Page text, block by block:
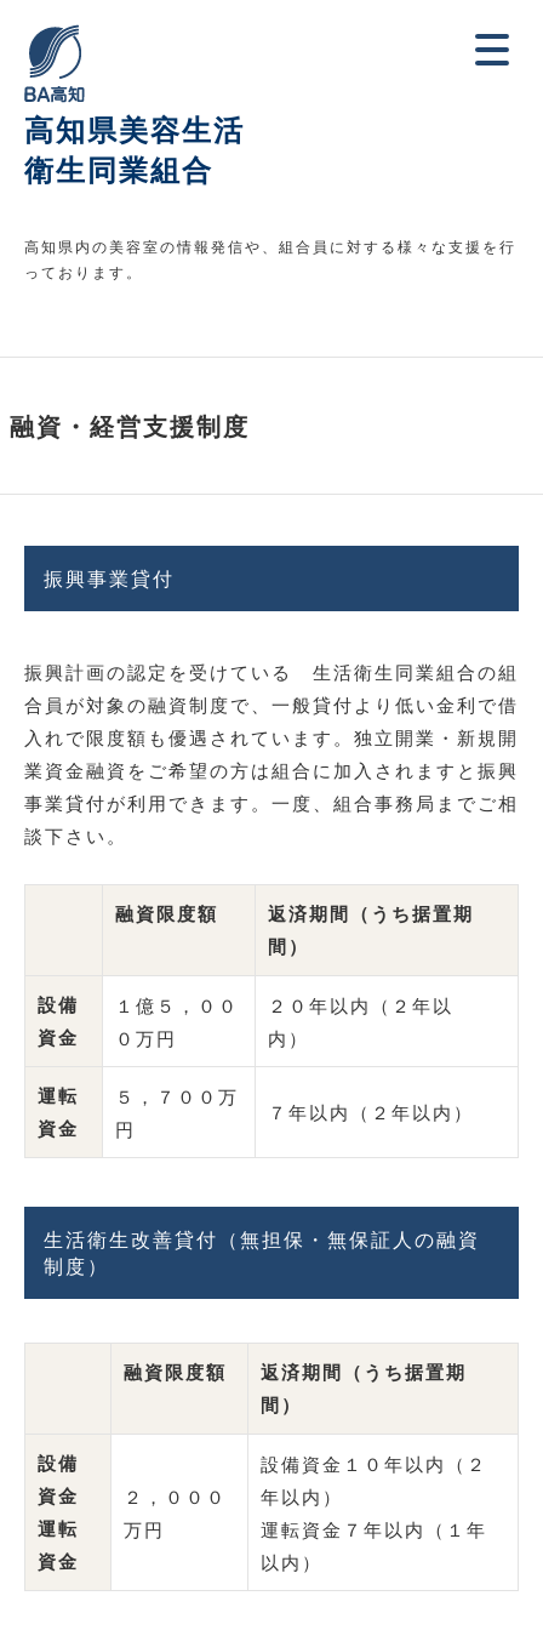
高知県美容生活
衛生同業組合
高知県内の美容室の情報発信や、組合員に対する様々な支援を行
っております。
融資・経営支援制度
振興事業貸付
振興計画の認定を受けている 生活衛生同業組合の組
合員が対象の融資制度で、一般貸付より低い金利で借
入れで限度額も優遇されています。独立開業・新規開
業資金融資をご希望の方は組合に加入されますと振興
事業貸付が利用できます。一度、組合事務局までご相
談下さい。
融資限度額
返済期間（うち据置期
間）
設備
資金
１億５，００
０万円
２０年以内（２年以
内）
運転
資金
５，７００万
円
７年以内（２年以内）
生活衛生改善貸付 （無担保・無保証人の融資
制度）
融資限度額
返済期間（うち据置期
間）
設備
資金
運転
資金
２，０００
万円
設備資金１０年以内（２
年以内）
運転資金７年以内（１年
以内）